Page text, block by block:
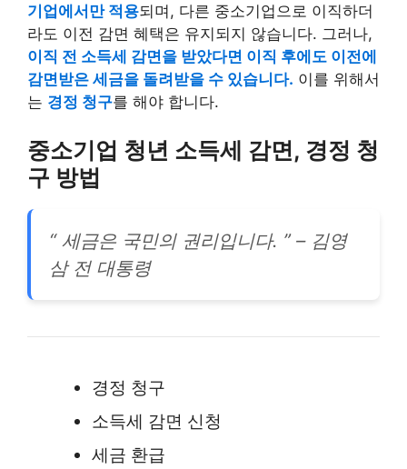
기업에서만 적용되며, 다른 중소기업으로 이직하더
라도 이전 감면 혜택은 유지되지 않습니다. 그러나,
이직 전 소득세 감면을 받았다면 이직 후에도 이전에
감면받은 세금을 돌려받을 수 있습니다. 이를 위해서
는 경정 청구를 해야 합니다.
중소기업 청년 소득세 감면, 경정 청
구 방법
“ 세금은 국민의 권리입니다. ” – 김영
삼 전 대통령
경정 청구
소득세 감면 신청
세금 환급